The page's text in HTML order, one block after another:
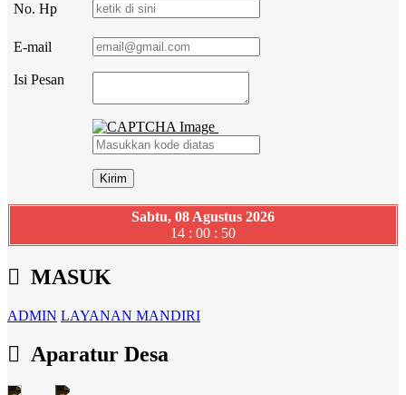
No. Hp
E-mail
Isi Pesan
Sabtu, 08 Agustus 2026
14 : 00 : 51
MASUK
ADMIN LAYANAN MANDIRI
Aparatur Desa